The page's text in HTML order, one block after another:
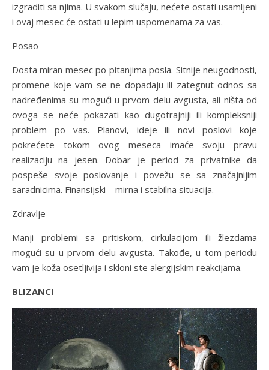
izgraditi sa njima. U svakom slučaju, nećete ostati usamljeni
i ovaj mesec će ostati u lepim uspomenama za vas.
Posao
Dosta miran mesec po pitanjima posla. Sitnije neugodnosti,
promene koje vam se ne dopadaju ili zategnut odnos sa
nadređenima su mogući u prvom delu avgusta, ali ništa od
ovoga se neće pokazati kao dugotrajniji ili kompleksniji
problem po vas. Planovi, ideje ili novi poslovi koje
pokrećete tokom ovog meseca imaće svoju pravu
realizaciju na jesen. Dobar je period za privatnike da
pospeše svoje poslovanje i povežu se sa značajnijim
saradnicima. Finansijski – mirna i stabilna situacija.
Zdravlje
Manji problemi sa pritiskom, cirkulacijom ili žlezdama
mogući su u prvom delu avgusta. Takođe, u tom periodu
vam je koža osetljivija i skloni ste alergijskim reakcijama.
BLIZANCI